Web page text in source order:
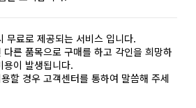
무료로 제공되는 서비스 입니다.
다른 품목으로 구매를 하고 각인을 희망하
용이 발생됩니다.
할 경우 고객센터를 통하여 말씀해 주세